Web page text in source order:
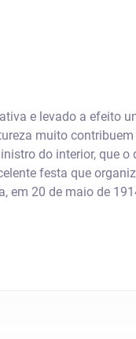
e levado a efeito
muito
do interior, que
festa que
20 de maio de